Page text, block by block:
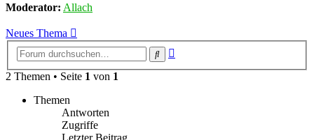
Moderator: Allach
Neues Thema
Suche
2 Themen • Seite 1 von 1
Themen
Antworten
Zugriffe